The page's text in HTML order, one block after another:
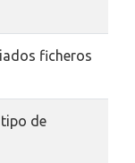
ficheros
de